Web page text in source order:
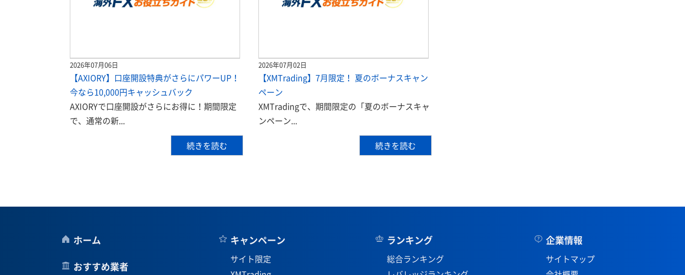
2026年07月06日
【AXIORY】口座開設特典がさらにパワーUP！
今なら10,000円キャッシュバック
AXIORYで口座開設がさらにお得に！期間限定
で、通常の新...
続きを読む
2026年07月02日
【XMTrading】7月限定！ 夏のボーナスキャン
ペーン
XMTradingで、期間限定の「夏のボーナスキャ
ンペーン...
続きを読む
ホーム
おすすめ業者
キャンペーン
サイト限定
ランキング
総合ランキング
企業情報
サイトマップ